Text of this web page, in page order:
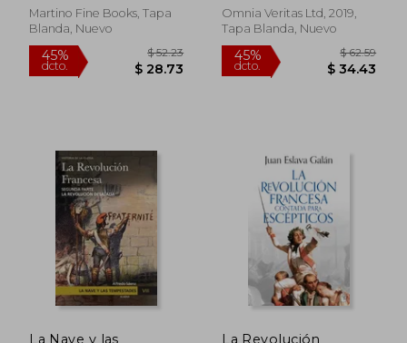
$ 264.18
Martino Fine Books, Tapa
Blanda, Nuevo
Omnia Veritas Ltd, 2019,
Tapa Blanda, Nuevo
La Nave y las
La Revolución